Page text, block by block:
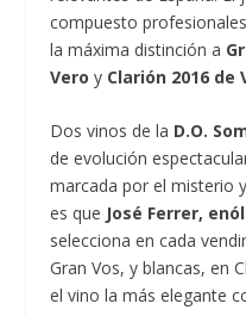
compuesto
la máxima distinción a
Vero y Clarión 2016 de
Dos vinos de la D.O.
de evolución
marcada por el misterio
es que José Ferrer,
selecciona en cada
Gran Vos, y blancas, en
el vino la más elegante